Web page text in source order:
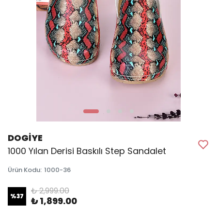
DOGİYE
1000 Yılan Derisi Baskılı Step Sandalet
Ürün Kodu: 1000-36
%37 ₺ 2,999.00
₺ 1,899.00